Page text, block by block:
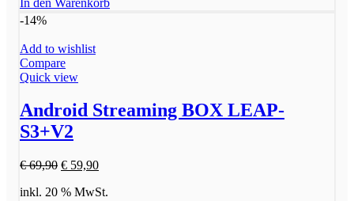
-14%
Add to wishlist
Compare
Quick view
Android Streaming BOX LEAP-
S3+V2
€69,90 Ursprünglicher
war:
€ 59,90Aktueller
ist:
inkl. 20 % MwSt.